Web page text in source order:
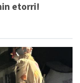
etorri!